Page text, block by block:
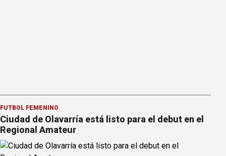
FÚTBOL FEMENINO
Ciudad de Olavarría está listo para el debut en el
Regional Amateur